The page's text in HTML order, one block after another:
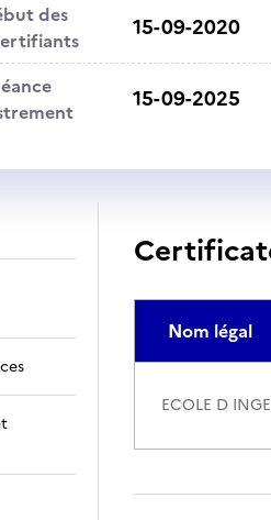
des
15-09-2020
15-09-2025
Nom légal
ECOLE D